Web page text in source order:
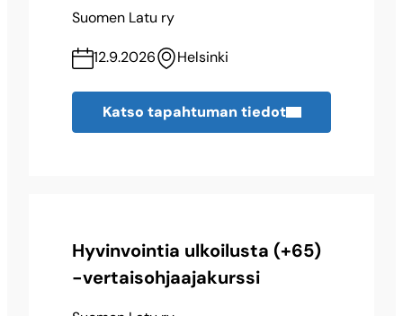
Suomen Latu ry
12.9.2026 Helsinki
Katso tapahtuman tiedot
Hyvinvointia ulkoilusta (+65)
-vertaisohjaajakurssi